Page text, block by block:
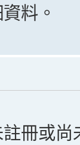
料。
冊或